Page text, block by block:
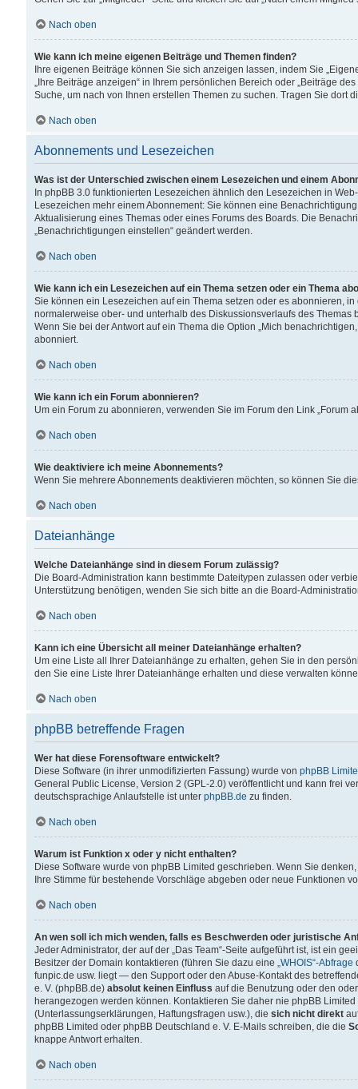
Nach oben
Wie kann ich meine eigenen Beiträge und Themen finden?
Ihre eigenen Beiträge können Sie sich anzeigen lassen, indem Sie
„Ihre Beiträge anzeigen“ in Ihrem persönlichen Bereich oder „Beiträge
Suche, um nach von Ihnen erstellen Themen zu suchen. Tragen Sie dort
Nach oben
Abonnements und Lesezeichen
Was ist der Unterschied zwischen einem Lesezeichen und einem
In phpBB 3.0 funktionierten Lesezeichen ähnlich den Lesezeichen in
Lesezeichen mehr einem Abonnement: Sie können eine
Aktualisierung eines Themas oder eines Forums des Boards. Die
„Benachrichtigungen einstellen“ geändert werden.
Nach oben
Wie kann ich ein Lesezeichen auf ein Thema setzen oder ein Thema
Sie können ein Lesezeichen auf ein Thema setzen oder es abonnieren,
normalerweise ober- und unterhalb des Diskussionsverlaufs des Themas
Wenn Sie bei der Antwort auf ein Thema die Option „Mich
abonniert.
Nach oben
Wie kann ich ein Forum abonnieren?
Um ein Forum zu abonnieren, verwenden Sie im Forum den Link „Forum
Nach oben
Wie deaktiviere ich meine Abonnements?
Wenn Sie mehrere Abonnements deaktivieren möchten, so können Sie
Nach oben
Dateianhänge
Welche Dateianhänge sind in diesem Forum zulässig?
Die Board-Administration kann bestimmte Dateitypen zulassen oder
Unterstützung benötigen, wenden Sie sich bitte an die Board-
Nach oben
Kann ich eine Übersicht all meiner Dateianhänge erhalten?
Um eine Liste all Ihrer Dateianhänge zu erhalten, gehen Sie in den
den Sie eine Liste Ihrer Dateianhänge erhalten und diese verwalten
Nach oben
phpBB betreffende Fragen
Wer hat diese Forensoftware entwickelt?
Diese Software (in ihrer unmodifizierten Fassung) wurde von phpBB
General Public License, Version 2 (GPL-2.0) veröffentlicht und kann frei
deutschsprachige Anlaufstelle ist unter phpBB.de zu finden.
Nach oben
Warum ist Funktion x oder y nicht enthalten?
Diese Software wurde von phpBB Limited geschrieben. Wenn Sie
Ihre Stimme für bestehende Vorschläge abgeben oder neue Funktionen
Nach oben
An wen soll ich mich wenden, falls es Beschwerden oder juristische
Jeder Administrator, der auf der „Das Team“-Seite aufgeführt ist, ist ein
Besitzer der Domain kontaktieren (führen Sie dazu eine „WHOIS“-Abfrage
funpic.de usw. liegt — den Support oder den Abuse-Kontakt des
e. V. (phpBB.de) absolut keinen Einfluss auf die Benutzung oder den
herangezogen werden können. Kontaktieren Sie daher nie phpBB
(Unterlassungserklärungen, Haftungsfragen usw.), die sich nicht direkt
phpBB Limited oder phpBB Deutschland e. V. E-Mails schreiben, die die
knappe Antwort erhalten.
Nach oben